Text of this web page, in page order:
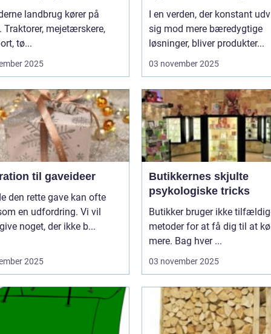
landbrug kører på
Traktorer, mejetærskere,
tø...
2025
I en verden, der konstant
sig mod mere bæredygtige
løsninger, bliver produkter...
03 november 2025
til gaveideer
den rette gave kan ofte
en udfordring. Vi vil
noget, der ikke b...
2025
Butikkernes skjulte
psykologiske tricks
Butikker bruger ikke
metoder for at få dig til at
mere. Bag hver ...
03 november 2025